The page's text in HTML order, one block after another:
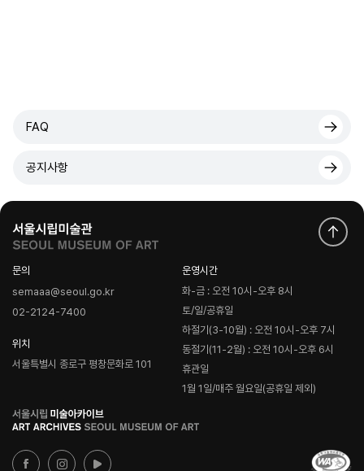
FAQ
공지사항
문의
semaaa@seoul.go.kr
02-2124-7400
위치
서울특별시 종로구 평창문화로 101
운영시간
화-금 : 오전 10시-오후 8시
토/일/공휴일
하절기(3-10월) : 오전 10시-오후 7시
동절기(11-2월) : 오전 10시-오후 6시
휴관일
1월 1일/매주 월요일(공휴일 제외)
로
고